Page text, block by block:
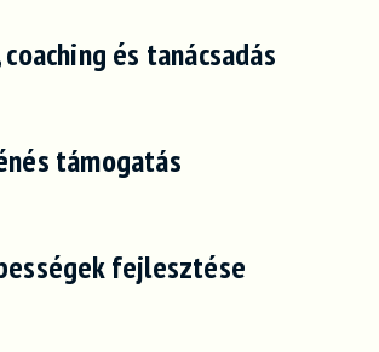
coaching és tanácsadás
támogatás
fejlesztése